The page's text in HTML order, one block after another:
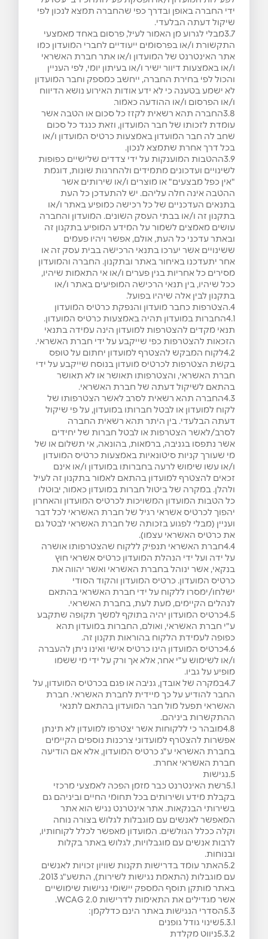
ידי החברה באופן ובדרך כפי שהחברה תמצא לנכון לפי
שיקול דעתה הבלעדי.
3.7מבלי לגרוע מן האמור לעיל, פרסום באחד מאמצעי
התקשורת ו/או בפרסומים ייעודיים לחברי המועדון כמו
אתר האינטרנט של המועדון ו/או אתר חברת האשראי
ו/או באמצעות דיוור ישיר ו/או בעיתון יומי, לפי העניין
והכול לפי בחירת החברה, ייחשב כמספק וחבר המועדון
לא ישמע בטענה כי לא ידע אודות האירוע נושא הדיווח
ו/או הפרסום ו/או ההודעה כאמור.
3.8החברה תהא רשאית לקזז כל סכום או הטבה אשר
עומדת לזכותו של חבר המועדון, וזאת כנגד כל סכום
שחב לה חבר המועדון באמצעות כרטיס המועדון ו/או
בכל דרך אחרת שתמצא לנכון.
3.9ההטבות המוענקות על ידי צדדים שלישיים כפופות
לשינויים ועדכונים מתמידים ולהחרגות שונות, דוגמת
"אין כפל מבצעים" או מוצרים ו/או שירותים אשר
ההטבה אינה חלה עליהם. יש להתעדכן כל העת
בתנאים העדכניים של כל רכישה כמופיע באתר ו/או
בתקנון זה ו/או בבתי העסק השונים. המועדון והחברה
עושים מאמצים לשמור על המידע המופיע בתקנון זה
ובאתר עדכני כל העת, אולם, אפשר ויהיו פעמים
ששינויים אשר יערכו בתנאי הרכישה בבית עסק זה או
אחר יתעדכנו באיחור באתר ובתקנון. החברה והמועדון
מסירים כל אחריות בגין פערים ו/או אי התאמות שיהיו,
ככל שיהיו, בין תנאי הרכישה המופיעים באתר ו/או
בתקנון לבין אלה שיהיו בפועל.
4.הצטרפות כחבר מועדון והנפקת כרטיס המועדון
4.1החברות במועדון תהיה באמצעות כרטיס המועדון.
תנאי מקדים להצטרפות למועדון הינה עמידה בתנאי
הזכאות להצטרפות כפי שייקבע על ידי חברת האשראי.
4.2לקוח המבקש להצטרף למועדון יחתום על טופס
בקשת הצטרפות לכרטיס מועדון בנוסח שייקבע על ידי
חברת האשראי, והצטרפותו תאושר או לא תאושר
בהתאם לשיקול דעתה של חברת האשראי.
4.3החברה תהא רשאית לסרב לאשר הצטרפותו של
לקוח למועדון או לבטל חברותו במועדון, על פי שיקול
דעתה הבלעדי. בין היתר תהא רשאית החברה
לסרב/לאשר הצטרפות או לבטל חברות של יחידים
אשר נתפסו בגניבה, ברמאות, בהונאה, אי תשלום או של
מי שעורך קניות סיטונאיות באמצעות כרטיס המועדון
ו/או עשו שימוש לרעה בחברותו במועדון ו/או אינם
זכאים להצטרף למועדון בהתאם לאמור בתקנון זה לעיל
ולהלן. במקרה של ביטול חברות במועדון כאמור, יבוטלו
כל הטבות המועדון המשויכות לכרטיס המועדון והאחרון
יהפוך לכרטיס אשראי רגיל של חברת האשראי לכל דבר
ועניין (מבלי לפגוע בזכותה של חברת האשראי לבטל גם
את כרטיס האשראי עצמו).
4.4חברת האשראי תנפיק ללקוח שהצטרפותו אושרה
על ידה ועל ידי הנהלת המועדון כרטיס אשראי חוץ
בנקאי, אשר ינוהל בחברת האשראי ואשר יהווה את
כרטיס המועדון. כרטיס המועדון והקוד הסודי
ישלחו/ימסרו ללקוח על ידי חברת האשראי בהתאם
לנהלים הקיימים, מעת לעת, בחברת האשראי.
4.5כרטיס המועדון יהיה בתוקף למשך תקופה שתקבע
ע"י חברת האשראי, ואולם, החברות במועדון תהא
כפופה לעמידת הלקוח בהוראות תקנון זה.
4.6כרטיס המועדון הינו כרטיס אישי ואינו ניתן להעברה
ו/או לשימוש ע"י אחר, אלא אך ורק על ידי מי ששמו
מופיע על גביו.
4.7במקרה של אובדן, גניבה או פגם בכרטיס המועדון, על
החבר להודיע על כך מיידית לחברת האשראי. חברת
האשראי תפעל מול חבר המועדון בהתאם לתנאי
ההתקשרות ביניהם.
4.8מובהר כי ללקוחות אשר יצטרפו למועדון לא תינתן
אפשרות להצטרף למועדוני צרכנות נוספים הקיימים
בחברת האשראי ע"ג כרטיס המועדון, אלא אם הודיעה
חברת האשראי אחרת.
5.נגישות
5.1רשת האינטרנט כבר מזמן הפכה לאמצעי מרכזי
בקבלת מידע ושירותים בכל תחומי החיים וביניהם גם
בשירותי הבנקאות. אתר אינטרנט נגיש הוא אתר
המאפשר לאנשים עם מוגבלות לגלוש בצורה נוחה
וקלה ככלל הגולשים. המועדון מאפשר לכלל לקוחותיו,
לרבות אנשים עם מוגבלויות, לגלוש באתר בקלות
ובנוחות.
5.2האתר עומד בדרישות תקנות שוויון זכויות לאנשים
עם מוגבלות (התאמת נגישות לשירות), התשע"ג 2013.
באתר מותקן תוסף המספק יישומי נגישות שימושיים
אשר מגדילים את התאימות לדרישות WCAG 2.0.
5.3הסדרי הנגישות באתר הינם כדלקמן:
5.3.1שינוי גודל גופנים
5.3.2ניווט מקלדת